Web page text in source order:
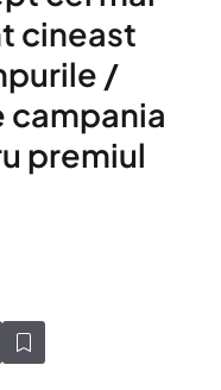
cineast
/
campania
premiul